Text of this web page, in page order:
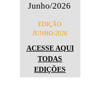
EDIÇÃO
JUNHO/2026
ACESSE AQUI
TODAS
EDIÇÕES